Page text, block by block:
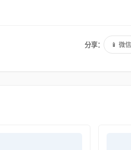
分享： 📱 微信